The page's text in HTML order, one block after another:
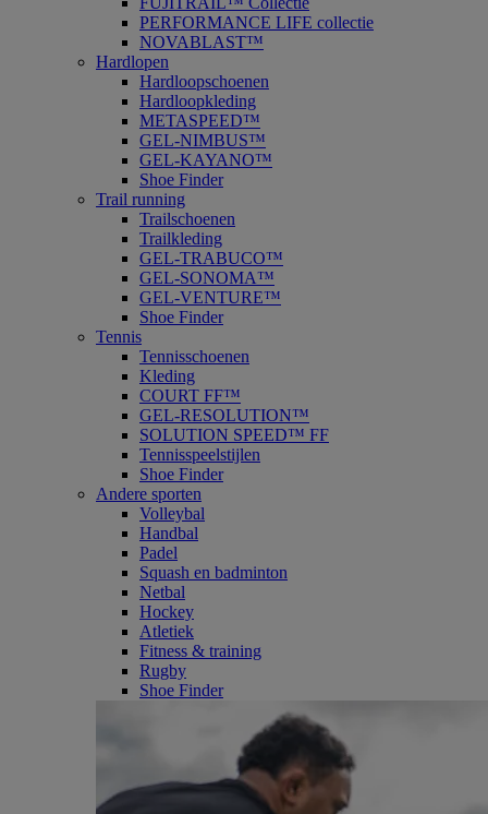
PERFORMANCE LIFE collectie
NOVABLAST™
Hardlopen
Hardloopschoenen
Hardloopkleding
METASPEED™
GEL-NIMBUS™
GEL-KAYANO™
Shoe Finder
Trail running
Trailschoenen
Trailkleding
GEL-TRABUCO™
GEL-SONOMA™
GEL-VENTURE™
Shoe Finder
Tennis
Tennisschoenen
Kleding
COURT FF™
GEL-RESOLUTION™
SOLUTION SPEED™ FF
Tennisspeelstijlen
Shoe Finder
Andere sporten
Volleybal
Handbal
Padel
Squash en badminton
Netbal
Hockey
Atletiek
Fitness & training
Rugby
Shoe Finder